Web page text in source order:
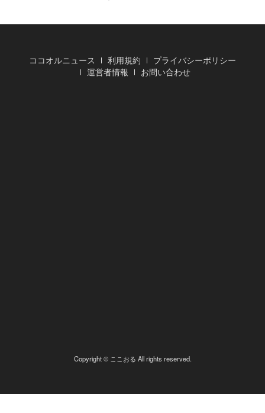
ココオルニュース 利用規約
プライバシーポリシー
運営者情報
お問い合わせ
Copyright © ここおる All rights reserved.